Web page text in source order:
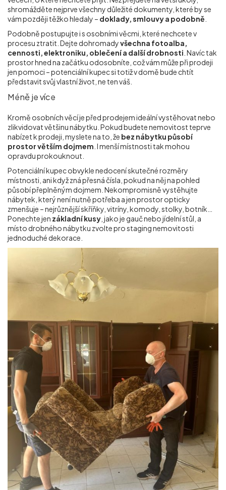
shromážděte nejprve všechny důležité dokumenty, které by se
vám později těžko hledaly – doklady, smlouvy a podobně
Podobně postupujte i s osobními věcmi, které nechcete v
procesu ztratit. Dejte dohromadyvšechna fotoalba,
cennosti, elektroniku, oblečení a další drobnosti . Navíc tak
prostor hned na začátku odosobníte, což vám může při prodeji
jen pomoci – potenciální kupec si totiž v domě bude chtít
představit svůj vlastní život, ne ten váš.
Méně je více
Kromě osobních věcí je před prodejem ideální vystěhovat nebo
zlikvidovat většinu nábytku. Pokud budete nemovitost teprve
nabízet k prodeji, myslete na to, že bez nábytku působí
prostor větším dojmem . I menší místnosti tak mohou
opravdu prokouknout.
Potenciální kupec obvykle nedocení skutečné rozměry
místnosti, ani když zná přesná čísla, pokud na něj na pohled
působí přeplněným dojmem. Nekompromisně vystěhujte
nábytek, který není nutně potřeba a jen prostor opticky
zmenšuje – nejrůznější skříňky, vitríny, komody, stolky, botník…
Ponechte jen základní kusy , jako je gauč nebo jídelní stůl, a
místo drobného nábytku zvolte pro staging nemovitosti
jednoduché dekorace.